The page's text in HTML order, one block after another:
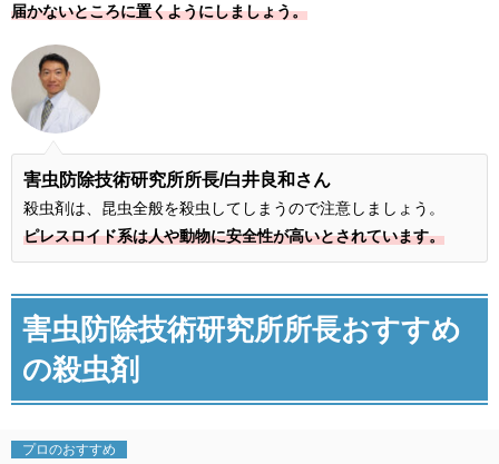
届かないところに置くようにしましょう。
害虫防除技術研究所所長/白井良和さん
殺虫剤は、昆虫全般を殺虫してしまうので注意しましょう。
ピレスロイド系は人や動物に安全性が高いとされています。
害虫防除技術研究所所長おすすめ
の殺虫剤
プロのおすすめ